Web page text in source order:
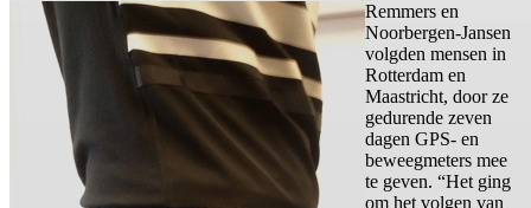
Remmers en
Noorbergen-Jansen
volgden mensen in
Rotterdam en
Maastricht, door ze
gedurende zeven
dagen GPS- en
beweegmeters mee
te geven. “Het ging
om het volgen van